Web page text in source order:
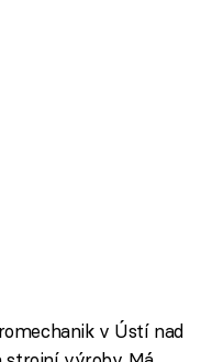
v Ústí nad